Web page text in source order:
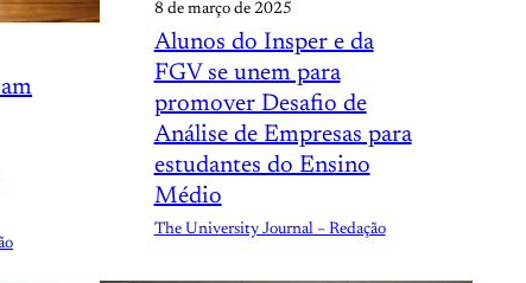
8 de março de 2025
Alunos do Insper e da
FGV se unem para
promover Desafio de
Análise de Empresas para
estudantes do Ensino
Médio
The University Journal – Redação